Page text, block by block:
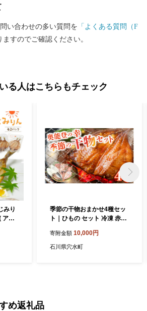
い合わせの多い質問を 「よくある質問（F
すのでご確認ください。
る人はこちらもチェック
みり
アジ
季節の干物おまかせ4種セッ
ト｜ひもの セット 冷凍 赤魚
し みりん干し さかな 魚 サカ
ナ アジ フグ イカ 鱈 たら イ
寄附金額 10,000円
石川県穴水町
め返礼品